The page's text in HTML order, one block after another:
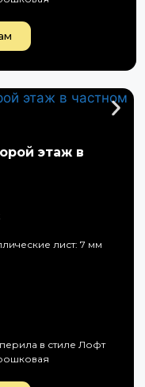
этаж в
лист: 7 мм
в стиле Лофт